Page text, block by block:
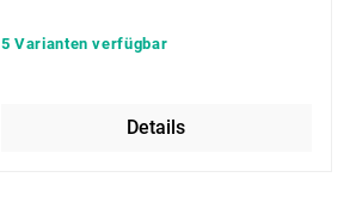
5 Varianten verfügbar
Details